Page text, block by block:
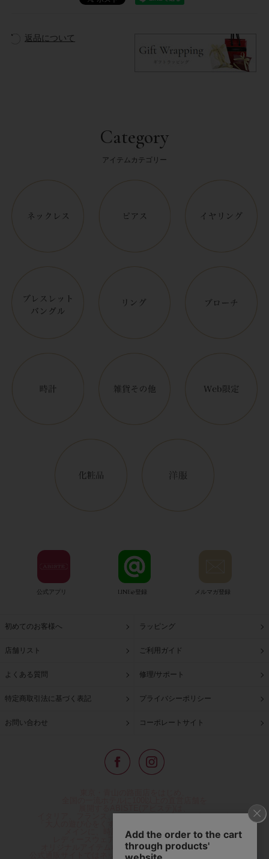
返品について
Category
アイテムカテゴリー
公式アプリ LINE@登録 メルマガ登録
初めてのお客様へ ラッピング
店舗リスト ご利用ガイド
よくある質問 修理/サポート
特定商取引法に基づく表記 プライバシーポリシー
お問い合わせ コーポレートサイト
イタリア、フランス、アメリカなどからインポートした
メインに、時計、バッグ、財布、小物、
レディースウェアや、ここでしか手に入らない
オリジナルアイテムなどを幅広くご用意しています。
公式通販サイトではネックレスやイヤリングをはじめとする